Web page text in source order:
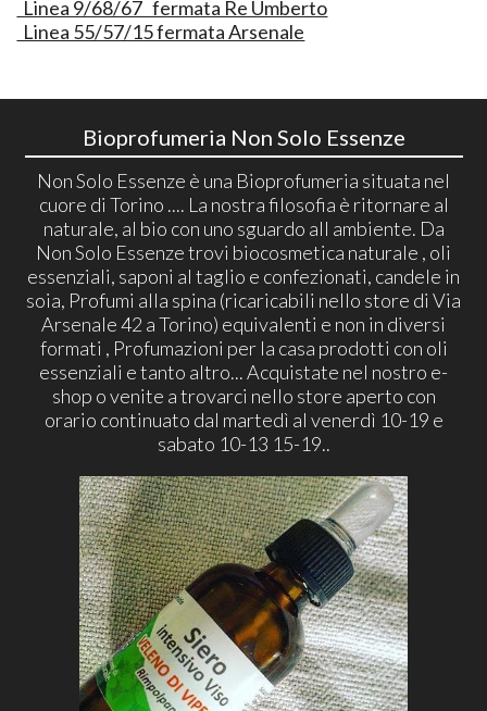
Linea 9/68/67 fermata Re Umberto
Linea 55/57/15 fermata Arsenale
Bioprofumeria Non Solo Essenze
Non Solo Essenze è una Bioprofumeria situata nel
cuore di Torino .... La nostra filosofia è ritornare al
naturale, al bio con uno sguardo all ambiente. Da
Non Solo Essenze trovi biocosmetica naturale , oli
essenziali, saponi al taglio e confezionati, candele in
soia, Profumi alla spina (ricaricabili nello store di Via
Arsenale 42 a Torino) equivalenti e non in diversi
formati , Profumazioni per la casa prodotti con oli
essenziali e tanto altro... Acquistate nel nostro e-
shop o venite a trovarci nello store aperto con
orario continuato dal martedì al venerdì 10-19 e
sabato 10-13 15-19..